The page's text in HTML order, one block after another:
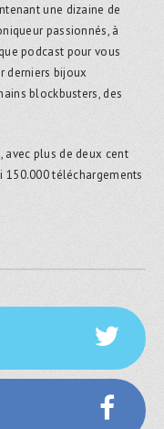
une dizaine de
passionnés, à
podcast pour vous
derniers bijoux
blockbusters, des
plus de deux cent
150.000 téléchargements